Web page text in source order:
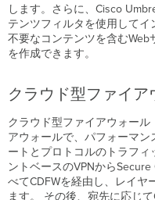
します。さらに、Cisco
テンツフィルタを使用してイ
不要なコンテンツを含むWeb
を作成できます。
クラウド型ファイア
クラウド型ファイアウォール
アウォールで、パフォーマ
ートとプロトコルのトラフ
ントベースのVPNから
べてCDFWを経由し、レイ
ます。 その後、宛先に応じ